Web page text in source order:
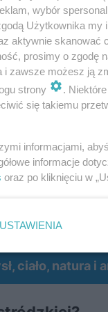
dzielnicowe,
„To
mogli pływać
fala nowej
ciało, natura i
wybór
Użytkownika
aktywnie skanować
prosimy o zgodę
i zawsze możesz ją
strony
.
się takiemu
informacjami,
informacje
oraz po kliknięciu w
USTAWIENIA